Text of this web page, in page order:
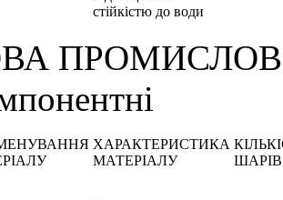
стійкістю до води
ХАРАКТЕРИСТИКА
МАТЕРІАЛУ
ШАРІВ